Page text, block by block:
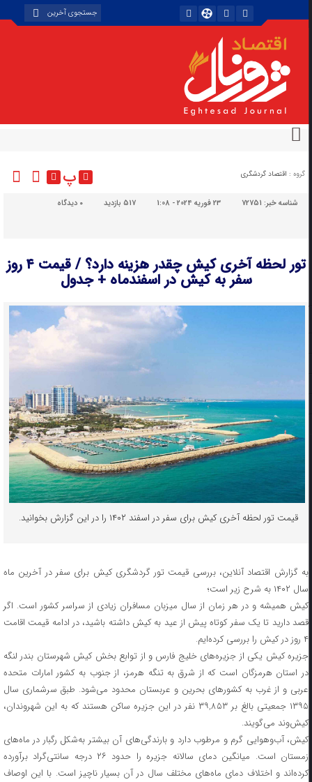
گروه : اقتصاد گردشگری پ
شناسه خبر:72751 23 فوریه 2024 - 1:08 517 بازدید دیدگاه
تور لحظه آخری کیش چقدر هزینه دارد؟ / قیمت ۴ روز
سفر به کیش در اسفندماه + جدول
قیمت تور لحظه آخری کیش برای سفر در اسفند ۱۴۰۲ را در این گزارش بخوانید.
به گزارش اقتصاد آنلاین، بررسی قیمت تور گردشگری کیش برای سفر در آخرین ماه
سال ۱۴۰۲ به شرح زیر است؛
کیش همیشه و در هر زمان از سال میزبان مسافران زیادی از سراسر کشور است. اگر
قصد دارید تا یک سفر کوتاه پیش از عید به کیش داشته باشید، در ادامه قیمت اقامت
۴ روز در کیش را بررسی کرده‌ایم.
جزیره کیش یکی از جزیره‌های خلیج فارس و از توابع بخش کیش شهرستان بندر لنگه
در استان هرمزگان است که از شرق به تنگه هرمز، از جنوب به کشور امارات متحده
عربی و از غرب به کشورهای بحرین و عربستان محدود می‌شود. طبق سرشماری سال
۱۳۹۵ جمعیتی بالغ بر ۳۹,۸۵۳ نفر در این جزیره ساکن هستند که به این شهروندان،
کیش‌وند می‌گویند.
کیش، آب‌وهوایی گرم و مرطوب دارد و بارندگی‌های آن بیشتر به‌شکل رگبار در ماه‌های
زمستان است. میانگین دمای سالانه‌ جزیره را حدود ۲۶ درجه سانتی‌گراد برآورده
کرده‌اند و اختلاف دمای ماه‌های مختلف سال در آن بسیار ناچیز است. با این اوصاف